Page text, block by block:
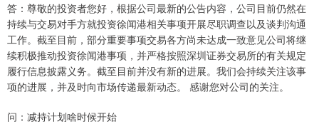
答：尊敬的投资者您好，根据公司最新的公告内容，公司目前仍然在
持续与交易对手方就投资徐闻港相关事项开展尽职调查以及谈判沟通
工作。截至目前，部分重要事项交易各方尚未达成一致意见公司将继
续积极推动投资徐闻港事项，并严格按照深圳证券交易所的有关规定
履行信息披露义务。截至目前并没有新的进展。我们会持续关注该事
项的进展，并及时向市场传递最新动态。 感谢您对公司的关注。
问：减持计划啥时候开始